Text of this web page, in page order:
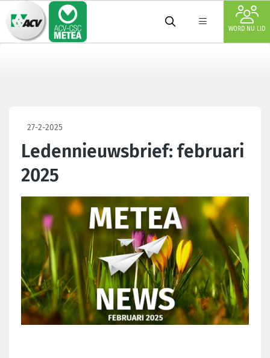
WORD NU LID
27-2-2025
Ledennieuwsbrief: februari
2025